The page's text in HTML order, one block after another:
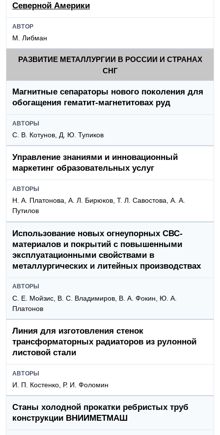
Северной Америки
АВТОР
М. Либман
РАЗВИТИЕ МЕТАЛЛУРГИИ В РОССИИ И СТРАНАХ
СНГ
Магнитные сепараторы нового поколения для
обогащения гематит-магнетитовах руд
АВТОРЫ
С. В. Котунов, Д. Ю. Тупиков
Управление знаниями и инновационный
маркетинг образовательных услуг
АВТОРЫ
Н. А. Платонова, А. Л. Бирюков, Т. Л. Савостова, А. А.
Путилов
Использование новых огнеупорных СВС-
материалов и покрытий с повышенными
эксплуатационными свойствами в
металлургических и литейных производствах
АВТОРЫ
С. Е. Мойзис, В. С. Владимиров, В. А. Фокин, Ю. А.
Платонов
Линия для изготовления стенок
трансформаторных радиаторов из рулонной
листовой стали
АВТОРЫ
И. П. Костенко, Р. И. Фоломин
Станы холодной прокатки ребристых труб
конструкции ВНИИМЕТМАШ